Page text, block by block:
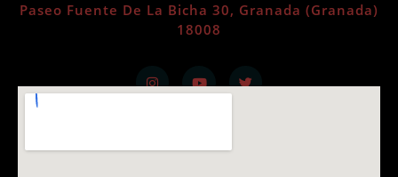
Paseo Fuente De La Bicha 30, Granada (Granada)
18008